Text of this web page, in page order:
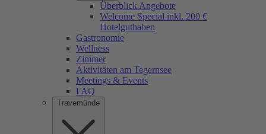
Überblick Angebote
Welcome Special inkl. 200 €
Hotelguthaben
Gastronomie
Wellness
Zimmer
Aktivitäten am Tegernsee
Meetings & Events
FAQ
Travemünde